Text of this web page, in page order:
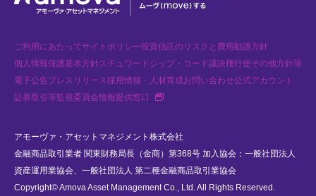
ご利用にあたってサイトポリシー投資信託のリスクと費用勧誘方針
個人情報保護基本方針スチュワードシップ・コード議決権行使その他方針等
電子公告プレスリリース採用情報・人材育成お問い合わせ公式アカウント
証券取引等監視委員会情報提供窓口
新規タブで開く
アモーヴァ・アセットマネジメント株式会社
金融商品取引業者 関東財務局長（金商）第368号 加入協会：一般社団法人
資産運用業協会、一般社団法人 第二種金融商品取引業協会
Copyright© Amova Asset Management Co., Ltd. All Rights Reserved.